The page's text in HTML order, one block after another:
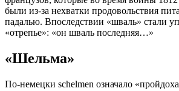
были из-за нехватки продовольствия
падалью. Впоследствии «шваль» стали
«отрепье»: «он шваль последняя…»
«Шельма»
По-немецки schelmen означало